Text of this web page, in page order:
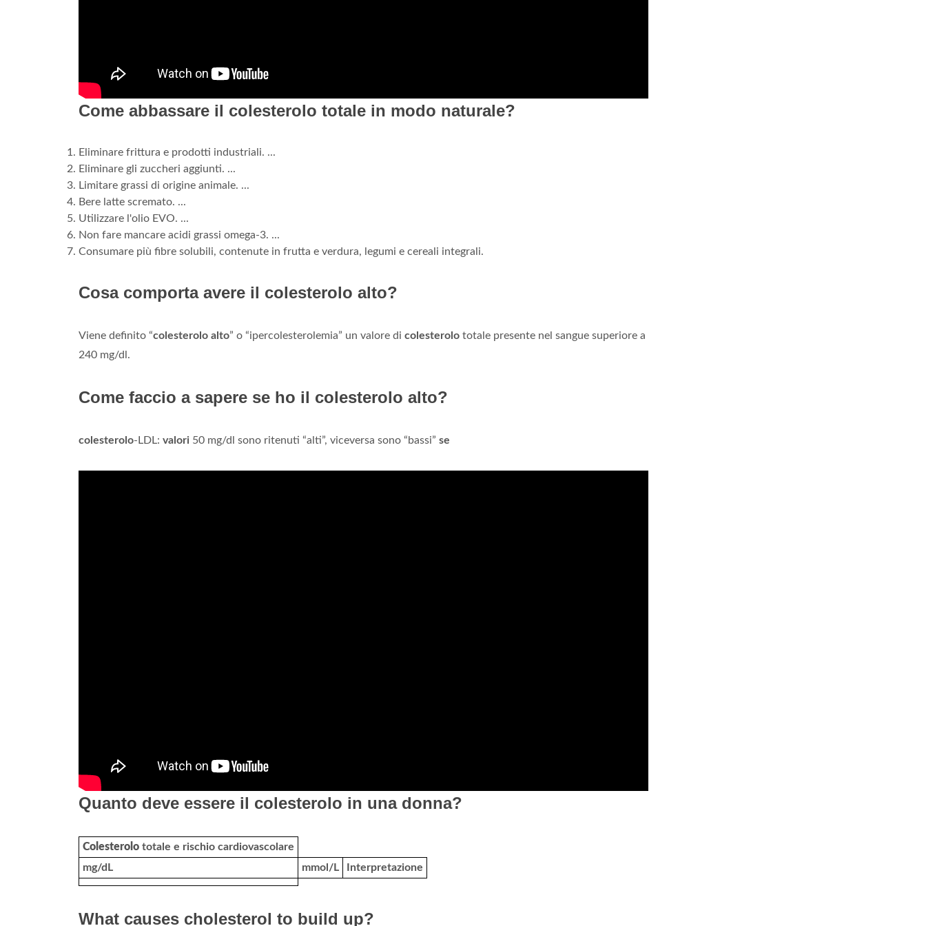
Come abbassare il colesterolo totale in modo naturale?
Eliminare frittura e prodotti industriali. ...
Eliminare gli zuccheri aggiunti. ...
Limitare grassi di origine animale. ...
Bere latte scremato. ...
Utilizzare l'olio EVO. ...
Non fare mancare acidi grassi omega-3. ...
Consumare più fibre solubili, contenute in frutta e verdura, legumi e cereali integrali.
Cosa comporta avere il colesterolo alto?
Viene definito “colesterolo alto” o “ipercolesterolemia” un valore di colesterolo totale presente nel sangue superiore a
240 mg/dl.
Come faccio a sapere se ho il colesterolo alto?
colesterolo-LDL: valori 50 mg/dl sono ritenuti “alti”, viceversa sono “bassi” se
Quanto deve essere il colesterolo in una donna?
Colesterolo totale e rischio cardiovascolare
mg/dL
mmol/L Interpretazione
What causes cholesterol to build up?